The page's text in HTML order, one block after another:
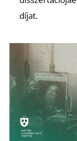
díjat.